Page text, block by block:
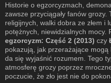
Historie o egzorcyzmach,
zawsze przyciągały fanów
religijnych, walki dobra ze złem i
potężnych, niewidzialnych mocy.
egzorcyzm: Część 2 (2013) czy
pokazują, jak przerażające mogą
da się wyjaśnić rozumem. Tego
atmosferę grozy poprzez
poczucie, że zło jest nie do